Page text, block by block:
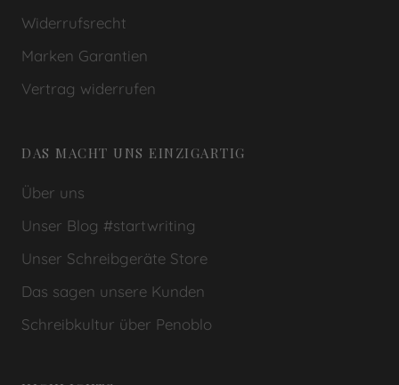
Widerrufsrecht
Marken Garantien
Vertrag widerrufen
DAS MACHT UNS EINZIGARTIG
Über uns
Unser Blog #startwriting
Unser Schreibgeräte Store
Das sagen unsere Kunden
Schreibkultur über Penoblo